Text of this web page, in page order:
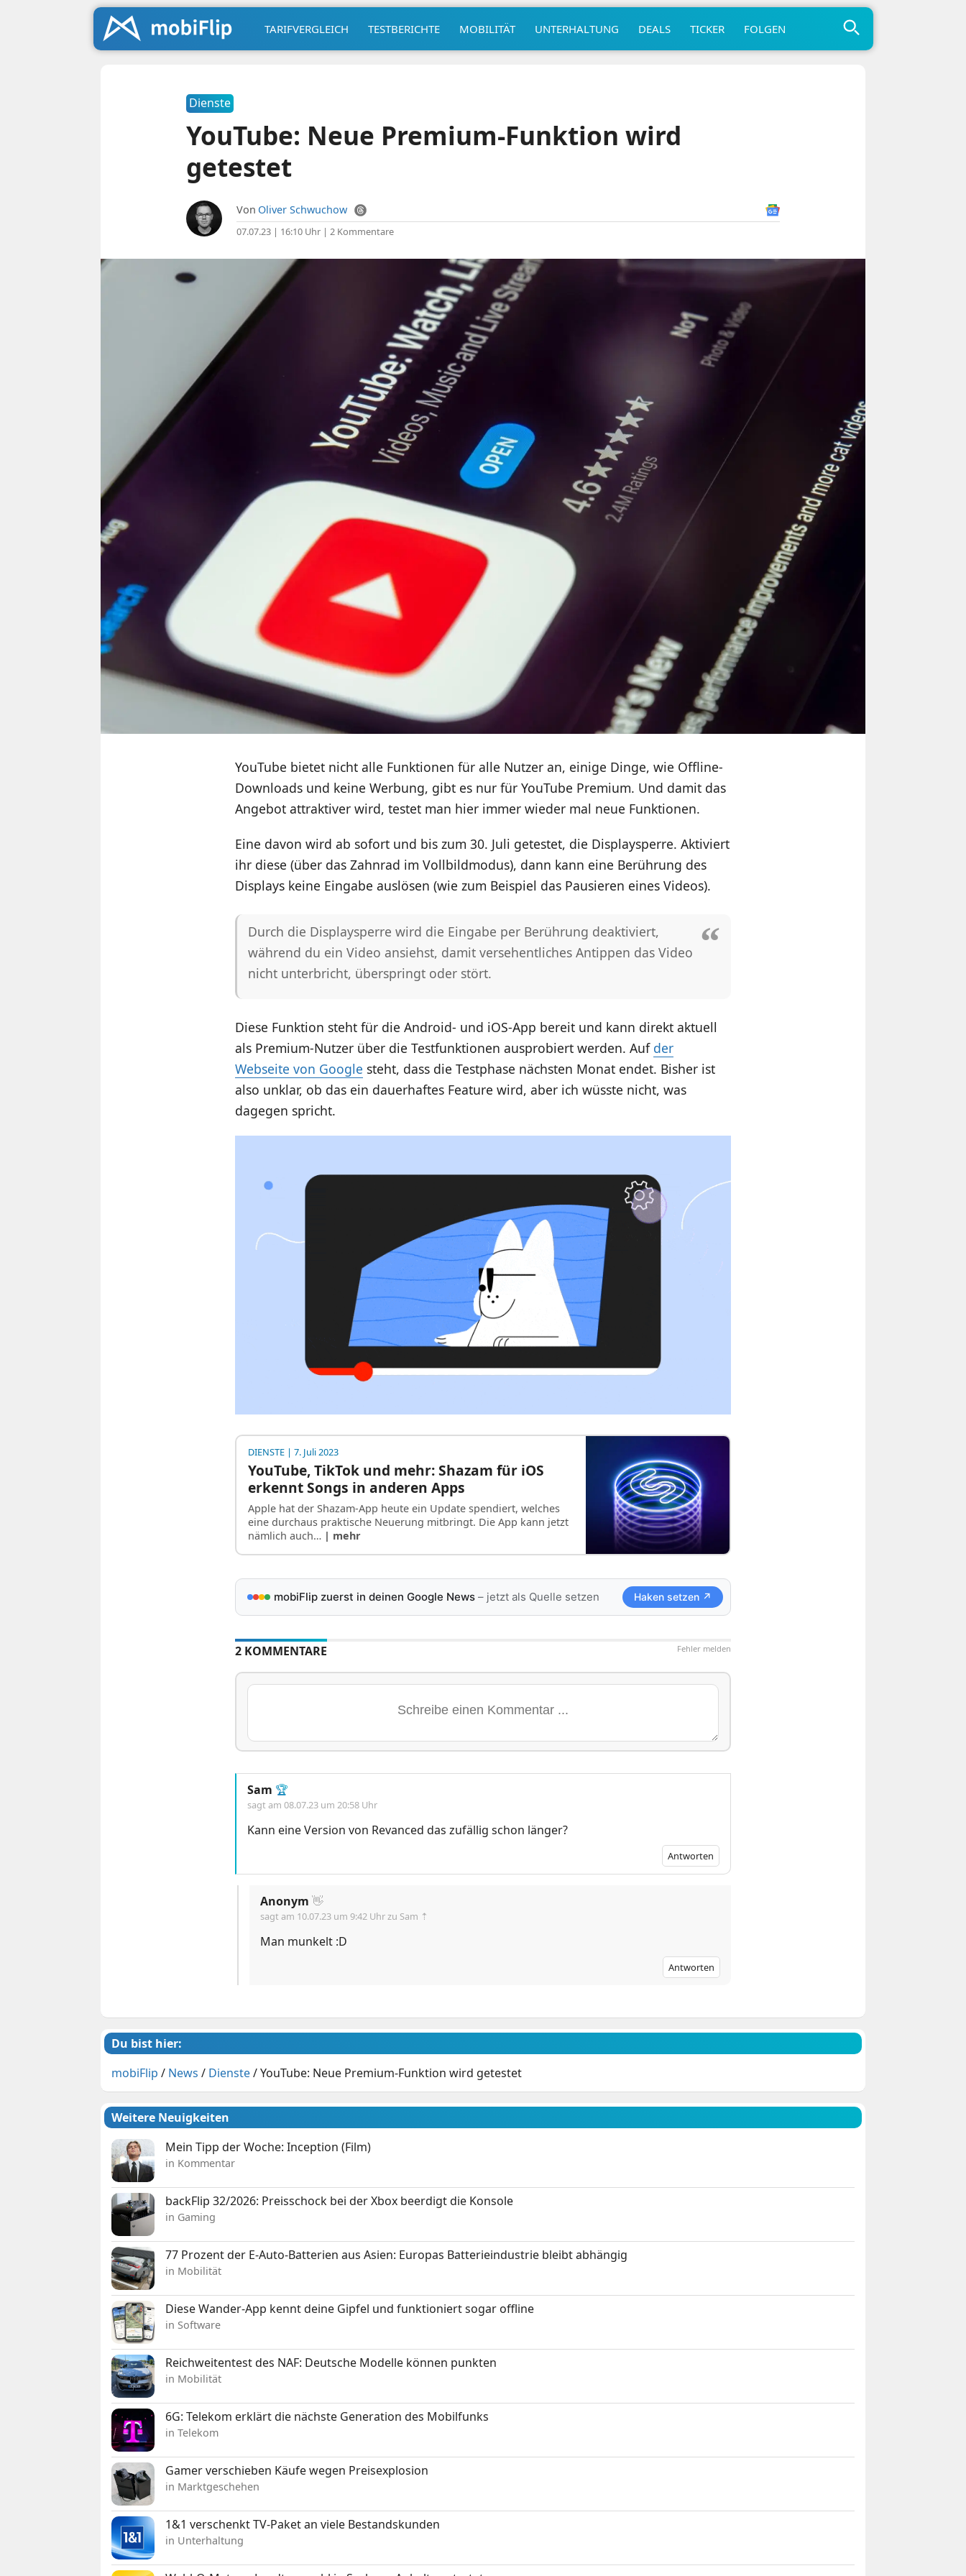
TARIFVERGLEICH TESTBERICHTE MOBILITÄT UNTERHALTUNG DEALS TICKER FOLGEN
Dienste
YouTube: Neue Premium-Funktion wird
getestet
Von Oliver Schwuchow
07.07.23 | 16:10 Uhr| 2 Kommentare
YouTube bietet nicht alle Funktionen für alle Nutzer an, einige Dinge, wie Offline-
Downloads und keine Werbung, gibt es nur für YouTube Premium. Und damit das
Angebot attraktiver wird, testet man hier immer wieder mal neue Funktionen.
Eine davon wird ab sofort und bis zum 30. Juli getestet, die Displaysperre. Aktiviert
ihr diese (über das Zahnrad im Vollbildmodus), dann kann eine Berührung des
Displays keine Eingabe auslösen (wie zum Beispiel das Pausieren eines Videos).
Durch die Displaysperre wird die Eingabe per Berührung deaktiviert,
während du ein Video ansiehst, damit versehentliches Antippen das Video
nicht unterbricht, überspringt oder stört.
Diese Funktion steht für die Android- und iOS-App bereit und kann direkt aktuell
als Premium-Nutzer über die Testfunktionen ausprobiert werden. Auf der
Webseite von Google steht, dass die Testphase nächsten Monat endet. Bisher ist
also unklar, ob das ein dauerhaftes Feature wird, aber ich wüsste nicht, was
dagegen spricht.
DIENSTE| 7. Juli 2023
YouTube, TikTok und mehr: Shazam für iOS
erkennt Songs in anderen Apps
Apple hat der Shazam-App heute ein Update spendiert, welches
eine durchaus praktische Neuerung mitbringt. Die App kann jetzt
nämlich auch… | mehr
mobiFlip zuerst in deinen Google News– jetzt als Quelle setzen Haken setzen ↗
Fehler melden
2 KOMMENTARE
Sam 🏆
sagt am 08.07.23 um 20:58 Uhr
Kann eine Version von Revanced das zufällig schon länger?
Antworten
Anonym 👋
sagt am 10.07.23 um 9:42 Uhrzu Sam ⇡
Man munkelt :D
Antworten
Du bist hier:
mobiFlip / News / Dienste/YouTube: Neue Premium-Funktion wird getestet
Weitere Neuigkeiten
Mein Tipp der Woche: Inception (Film)
in Kommentar
backFlip 32/2026: Preisschock bei der Xbox beerdigt die Konsole
in Gaming
77 Prozent der E-Auto-Batterien aus Asien: Europas Batterieindustrie bleibt abhängig
in Mobilität
Diese Wander-App kennt deine Gipfel und funktioniert sogar offline
in Software
Reichweitentest des NAF: Deutsche Modelle können punkten
in Mobilität
6G: Telekom erklärt die nächste Generation des Mobilfunks
in Telekom
Gamer verschieben Käufe wegen Preisexplosion
in Marktgeschehen
1&1 verschenkt TV-Paket an viele Bestandskunden
in Unterhaltung